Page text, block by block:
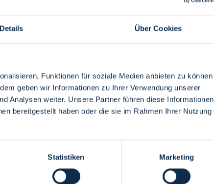
Details Über Cookies
Funktionen für soziale Medien anbieten zu können
geben wir Informationen zu Ihrer Verwendung unserer
Analysen weiter. Unsere Partner führen diese Informationen
bereitgestellt haben oder die sie im Rahmen Ihrer Nutzung
Statistiken Marketing